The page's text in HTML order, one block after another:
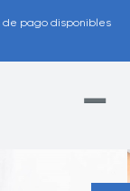
de pago disponibles